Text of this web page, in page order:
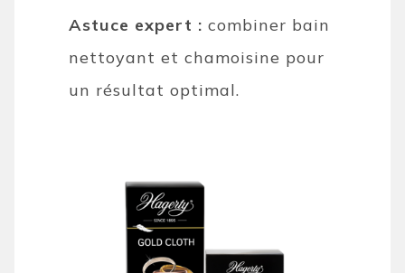
Astuce expert : combiner bain
nettoyant et chamoisine pour
un résultat optimal.